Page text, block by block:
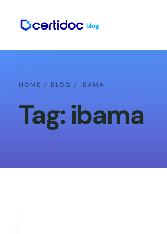
HOME BLOG IBAMA
Tag:ibama
Contábil
Certificado Digital – Tutoriais